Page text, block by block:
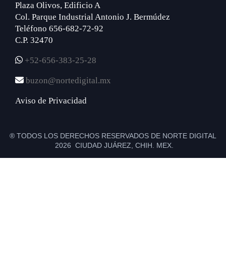
Plaza Olivos, Edificio A
Col. Parque Industrial Antonio J. Bermúdez
Teléfono 656-682-72-92
C.P. 32470
+52-656-383-25-28
buzon@nortedigital.mx
Aviso de Privacidad
® TODOS LOS DERECHOS RESERVADOS DE NORTE DIGITAL
2026 CIUDAD JUÁREZ, CHIH. MEX.